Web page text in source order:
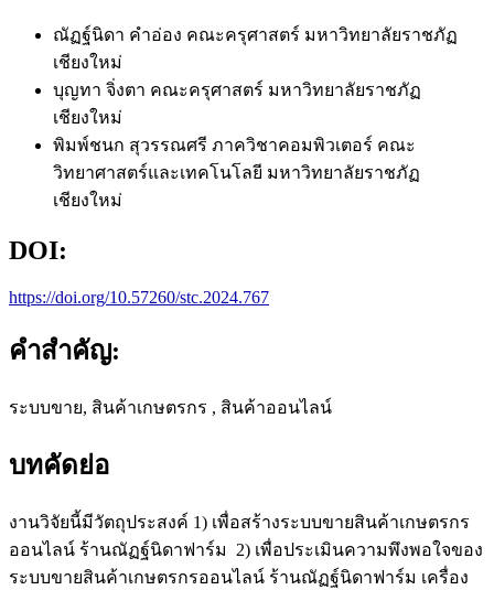
ณัฏฐ์นิดา คำอ่อง คณะครุศาสตร์ มหาวิทยาลัยราชภัฏ
เชียงใหม่
บุญทา จิ่งตา คณะครุศาสตร์ มหาวิทยาลัยราชภัฏ
เชียงใหม่
พิมพ์ชนก สุวรรณศรี ภาควิชาคอมพิวเตอร์ คณะ
วิทยาศาสตร์และเทคโนโลยี มหาวิทยาลัยราชภัฏ
เชียงใหม่
DOI:
https://doi.org/10.57260/stc.2024.767
คำสำคัญ:
ระบบขาย, สินค้าเกษตรกร , สินค้าออนไลน์
บทคัดย่อ
งานวิจัยนี้มีวัตถุประสงค์ 1) เพื่อสร้างระบบขายสินค้าเกษตรกร
ออนไลน์ ร้านณัฏฐ์นิดาฟาร์ม 2) เพื่อประเมินความพึงพอใจของ
ระบบขายสินค้าเกษตรกรออนไลน์ ร้านณัฏฐ์นิดาฟาร์ม เครื่อง